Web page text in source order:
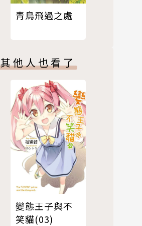
青鳥飛過之處
其他人也看了
變態王子與不
笑貓(03)